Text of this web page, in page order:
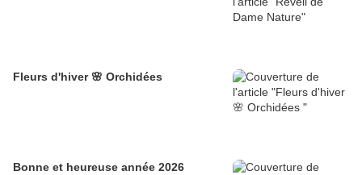
Fleurs d'hiver 🌸 Orchidées
Bonne et heureuse année 2026